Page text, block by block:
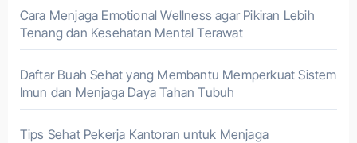
Cara Menjaga Emotional Wellness agar Pikiran Lebih
Tenang dan Kesehatan Mental Terawat
Daftar Buah Sehat yang Membantu Memperkuat Sistem
Imun dan Menjaga Daya Tahan Tubuh
Tips Sehat Pekerja Kantoran untuk Menjaga